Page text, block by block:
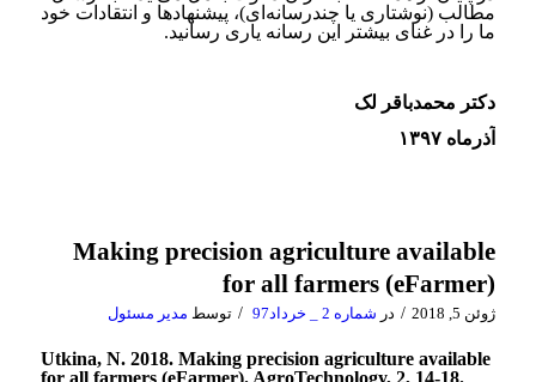
مطالب (نوشتاری یا چندرسانه‌ای)، پیشنهادها و انتقادات خود
ما را در غنای بیشتر این رسانه یاری رسانید.
دکتر محمدباقر لک
آذرماه ۱۳۹۷
Making precision agriculture available
for all farmers (eFarmer)
ژوئن 5, 2018 / در شماره 2 _ خرداد97 / توسط مدیر مسئول
Utkina, N. 2018. Making precision agriculture available
for all farmers (eFarmer). AgroTechnology, 2, 14-18.